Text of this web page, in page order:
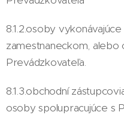
8.1.2.osoby
zamestnaneckom,
Prevádzkovateľa.
8.1.3.obchodní
osoby spolupracujúce s